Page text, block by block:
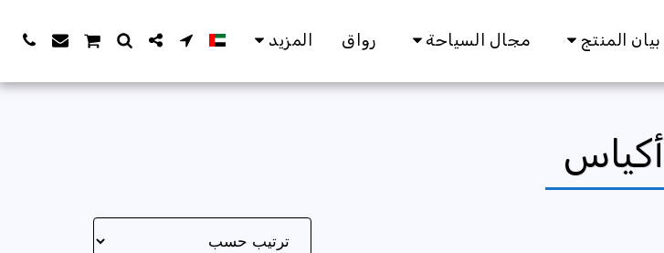
بيان المنتج مجال السياحة رواق المزيد
أكياس